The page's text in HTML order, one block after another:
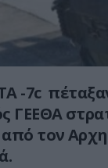
-7c
ΓΕΕΘΑ
τον